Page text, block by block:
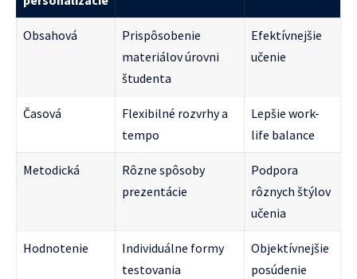
Obsahová
Prispôsobenie
materiálov úrovni
študenta
Efektívnejšie
učenie
Časová
Flexibilné rozvrhy a
tempo
Lepšie work-
life balance
Metodická
Rôzne spôsoby
prezentácie
Podpora
rôznych štýlov
učenia
Hodnotenie
Individuálne formy
testovania
Objektívnejšie
posúdenie